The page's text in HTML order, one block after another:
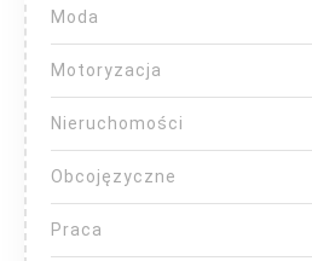
Moda
Motoryzacja
Nieruchomości
Obcojęzyczne
Praca